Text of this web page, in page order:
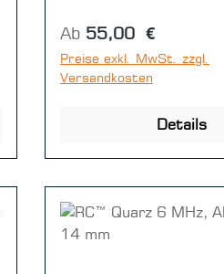
Regulärer Preis:
Ab 55,00 €
Preise exkl. MwSt. zzgl.
Versandkosten
Details